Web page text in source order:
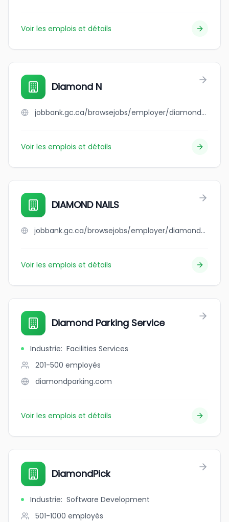
Voir les emplois et détails
Diamond N
jobbank.gc.ca/browsejobs/employer/diamond+n/ca
Voir les emplois et détails
DIAMOND NAILS
jobbank.gc.ca/browsejobs/employer/diamond+nails/ca
Voir les emplois et détails
Diamond Parking Service
Industrie: Facilities Services
201-500 employés
diamondparking.com
Voir les emplois et détails
DiamondPick
Industrie: Software Development
501-1000 employés